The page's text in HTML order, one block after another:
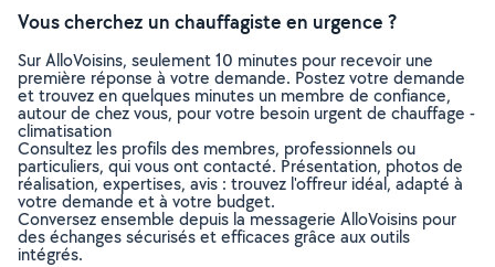
Vous cherchez un chauffagiste en urgence ?
Sur AlloVoisins, seulement 10 minutes pour recevoir une
première réponse à votre demande. Postez votre demande
et trouvez en quelques minutes un membre de confiance,
autour de chez vous, pour votre besoin urgent de chauffage -
climatisation
Consultez les profils des membres, professionnels ou
particuliers, qui vous ont contacté. Présentation, photos de
réalisation, expertises, avis : trouvez l'offreur idéal, adapté à
votre demande et à votre budget.
Conversez ensemble depuis la messagerie AlloVoisins pour
des échanges sécurisés et efficaces grâce aux outils
intégrés.